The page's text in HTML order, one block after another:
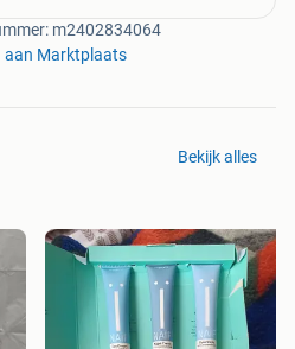
m2402834064
aan Marktplaats
Bekijk alles